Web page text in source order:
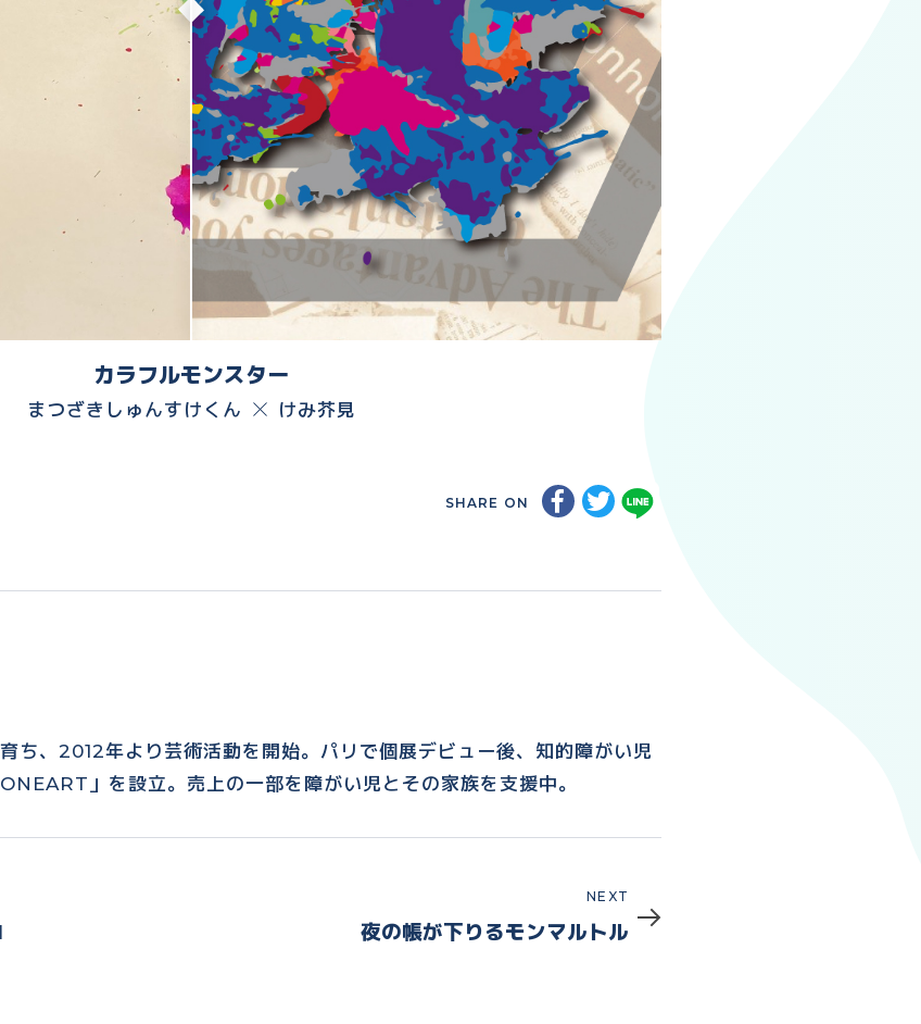
カラフルモンスター
まつざきしゅんすけくん けみ芥見
SHARE ON
ち、2012年より芸術活動を開始。パリで個展デビュー後、知的障がい児
」を設立。売上の一部を障がい児とその家族を支援中。
NEXT
夜の帳が下りるモンマルトル